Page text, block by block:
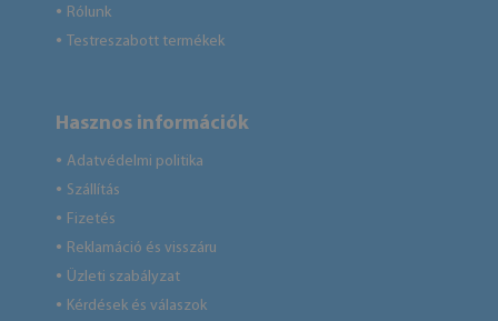
● Rólunk
● Testreszabott termékek
Hasznos információk
● Adatvédelmi politika
● Szállítás
● Fizetés
● Reklamáció és visszáru
● Üzleti szabályzat
● Kérdések és válaszok